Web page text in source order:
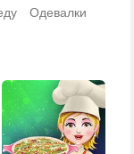
Одевалки